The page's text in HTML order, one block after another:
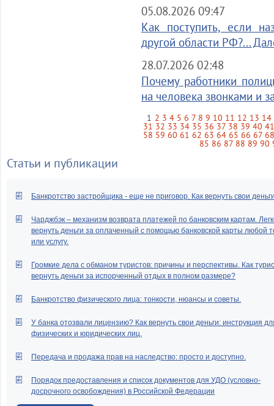
05.08.2026 09:47
Как поступить, если
другой области РФ?...
28.07.2026 02:48
Почему работники
на человека звонками и
1 2 3 4 5 6 7 8 9 10 11 12 13 14
31 32 33 34 35 36 37 38 39 40
58 59 60 61 62 63 64 65 66 67 68
85 86 87 88 89 90
Статьи и публикации
Банкротство застройщика - еще не приговор. Как вернуть свои
Чарджбэк – механизм возврата платежей по банковским картам.
вернуть деньги за оплаченный с помощью банковской карты любой
или услугу.
Громкие дела с обманом туристов: причины и перспективы. Как
вернуть деньги за испорченный отдых в полном размере?
Банкротство физического лица: тонкости, нюансы и советы.
У банка отозвали лицензию? Как вернуть свои деньги: инструкция
физических и юридических лиц.
Передача и продажа прав на наследство: просто и доступно.
Порядок предоставления и список документов для УДО (условно-
досрочного освобождения) в Российской Федерации